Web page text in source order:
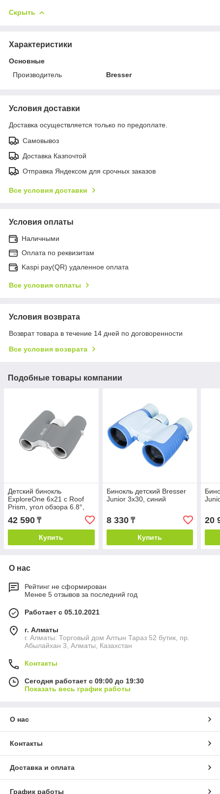
Скрыть
Характеристики
Основные
Производитель
Bresser
Условия доставки
Доставка осуществляется только по предоплате.
Самовывоз
Доставка Казпочтой
Отправка Яндексом для срочных заказов
Все условия доставки
Условия оплаты
Наличными
Оплата по реквизитам
Kaspi pay(QR) удаленное оплата
Все условия оплаты
Условия возврата
Возврат товара в течение 14 дней по договоренности
Все условия возврата
Подобные товары компании
Детский бинокль
ExploreOne 6x21 с Roof
Prism, угол обзора 6.8°,
серый (США)
42 590 ₸
Купить
Бинокль детский Bresser
Junior 3x30, синий
8 330₸
Купить
20
О нас
Рейтинг не сформирован
Менее 5 отзывов за последний год
Работает с 05.10.2021
г. Алматы
г. Алматы: Торговый дом Алтын Тараз 52 бутик, пр.
Абылайхан 3, Алматы, Казахстан
Контакты
Сегодня работает с 09:00 до 19:30
Показать весь график работы
О нас
Контакты
Доставка и оплата
График работы